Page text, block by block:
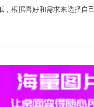
根据喜好和需求来选择自